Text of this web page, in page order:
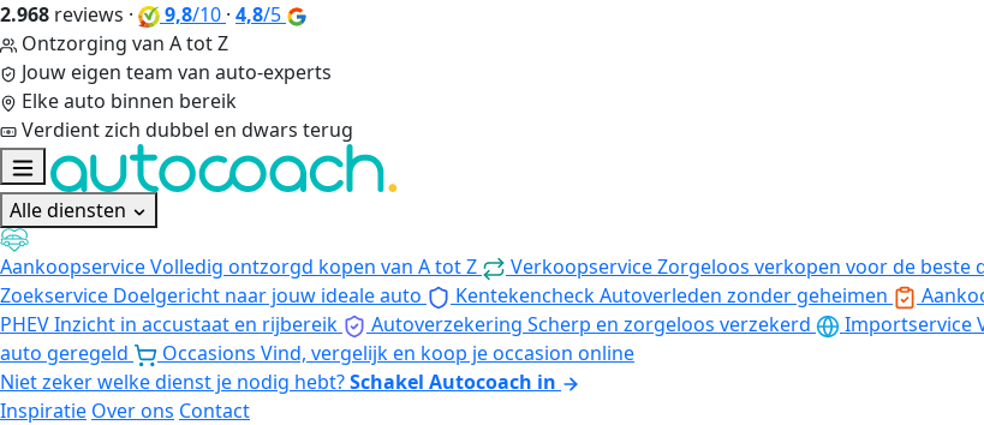
2.968 reviews · 9,8/10 · 4,8/5
Ontzorging van A tot Z
Jouw eigen team van auto-experts
Elke auto binnen bereik
Verdient zich dubbel en dwars terug
Alle diensten
AankoopserviceVolledig ontzorgd kopen van A tot Z VerkoopserviceZorgeloos verkopen voor de beste
Zoekservice Doelgericht naar jouw ideale auto KentekencheckAutoverleden zonder geheimen
PHEVInzicht in accustaat en rijbereik Autoverzekering Scherp en zorgeloos verzekerd Importservice
auto geregeld
Occasions Vind, vergelijk en koop je occasion online
Niet zeker welke dienst je nodig hebt?Schakel Autocoach in
Inspiratie Over ons Contact